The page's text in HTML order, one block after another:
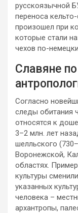
русскоязычной
переноса
произошел при
которые стали
чехов по-
Славяне
Согласно
следы обитания
относятся к
3–2 млн. лет
шелльского
Воронежской,
областях.
культуры
указанных
человека –
архантропы,